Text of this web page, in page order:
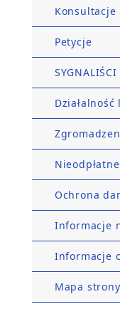
Konsultacje
Petycje
SYGNALIŚCI
Ochrona
Informacje
Informacje
Mapa strony